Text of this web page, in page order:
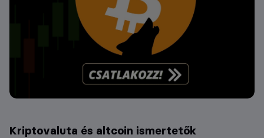
Kriptovaluta és altcoin ismertetők